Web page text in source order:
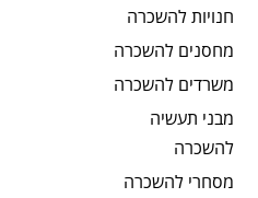
חנויותלהשכרה
מחסנים להשכרה
משרדים להשכרה
מבני תעשיה
להשכרה
מסחרי להשכרה